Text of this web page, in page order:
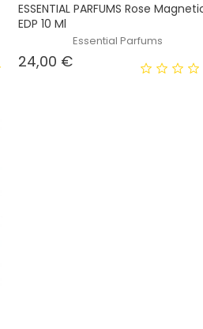
ESSENTIAL PARFUMS Rose
EDP 10 Ml
Essential Parfums
24,00 €Prezzo